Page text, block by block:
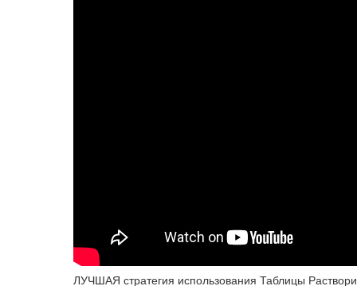
ЛУЧШАЯ стратегия использования Таблицы